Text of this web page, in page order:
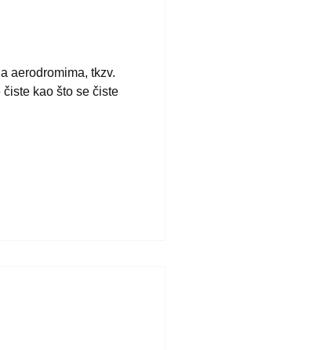
aerodromima, tkzv.
kao što se čiste